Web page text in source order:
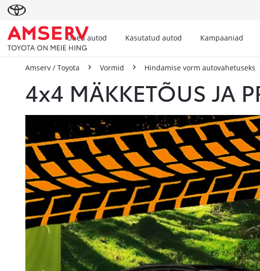
Uued autod Kasutatud autod Kampaaniad
Amserv / Toyota Vormid Hindamise vorm autovahetuseks
4x4 MÄKKETÕUS JA